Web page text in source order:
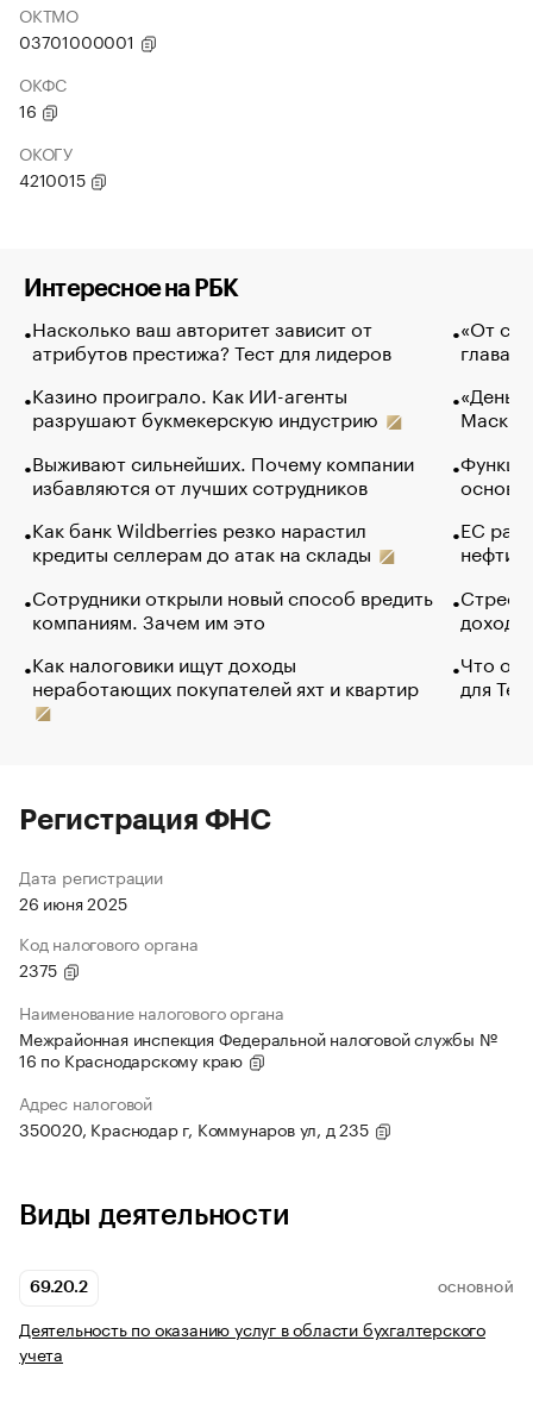
ОКТМО
03701000001
ОКФС
16
ОКОГУ
4210015
Интересное на РБК
Насколько ваш авторитет зависит от
атрибутов престижа? Тест для лидеров
Казино проиграло. Как ИИ-агенты
разрушают букмекерскую индустрию
Выживают сильнейших. Почему компании
избавляются от лучших сотрудников
Как банк Wildberries резко нарастил
кредиты селлерам до атак на склады
Сотрудники открыли новый способ вредить
компаниям. Зачем им это
Как налоговики ищут доходы
неработающих покупателей яхт и квартир
«От
глава
Маск в
основ
ЕС
нефти
Что
для
Регистрация ФНС
Дата регистрации
26 июня 2025
Код налогового органа
2375
Наименование налогового органа
Межрайонная инспекция Федеральной налоговой службы №
16 по Краснодарскому краю
Адрес налоговой
350020, Краснодар г, Коммунаров ул, д 235
Виды деятельности
69.20.2 ОСНОВНОЙ
Деятельность по оказанию услуг в области бухгалтерского
учета